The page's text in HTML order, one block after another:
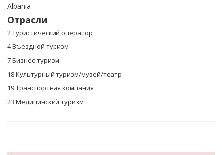
Albania
Отрасли
2 Туристический оператор
4 Въездной туризм
7 Бизнес-туризм
18 Культурный туризм/музей/театр
19 Транспортная компания
23 Mедицинский туризм